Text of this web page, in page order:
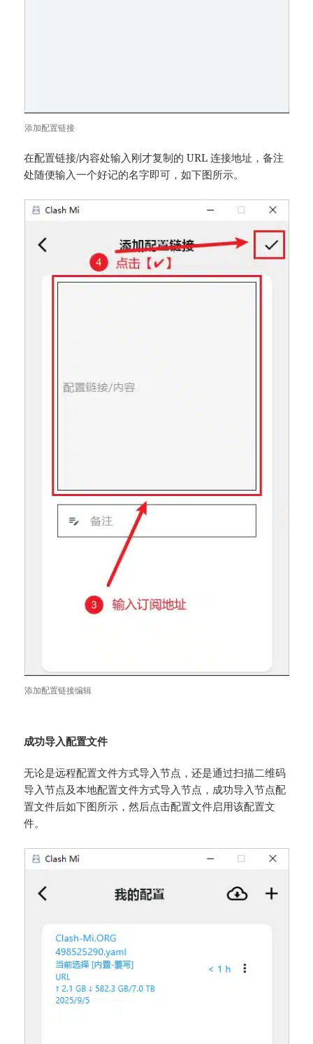
添加配置链接
在配置链接/内容处输入刚才复制的 URL 连接地址，备注
处随便输入一个好记的名字即可，如下图所示。
添加配置链接编辑
成功导入配置文件
无论是远程配置文件方式导入节点，还是通过扫描二维码
导入节点及本地配置文件方式导入节点，成功导入节点配
置文件后如下图所示，然后点击配置文件启用该配置文
件。